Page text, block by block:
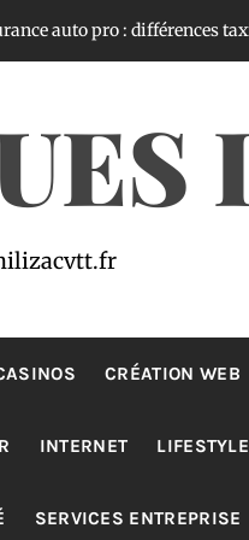
pro : différences taxi, vtc et
CRÉATION WEB
INTERNET LIFESTYLE
SERVICES ENTREPRISE